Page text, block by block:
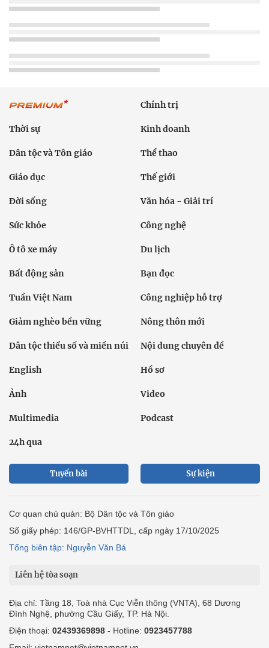
Chính trị
Thời sự Kinh doanh
Dân tộc và Tôn giáo Thể thao
Giáo dục Thế giới
Đời sống Văn hóa - Giải trí
Sức khỏe Công nghệ
Ô tô xe máy Du lịch
Bất động sản Bạn đọc
Tuần Việt Nam Công nghiệp hỗ trợ
Giảm nghèo bền vững Nông thôn mới
Dân tộc thiểu số và miền núi Nội dung chuyên đề
English Hồ sơ
Ảnh Video
Multimedia Podcast
24h qua
Tuyến bài Sự kiện
Cơ quan chủ quản: Bộ Dân tộc và Tôn giáo
Số giấy phép: 146/GP-BVHTTDL, cấp ngày 17/10/2025
Tổng biên tập: Nguyễn Văn Bá
Liên hệ tòa soạn
Địa chỉ: Tầng 18, Toà nhà Cục Viễn thông (VNTA), 68 Dương
Đình Nghệ, phường Cầu Giấy, TP. Hà Nội.
Điện thoại: 02439369898 - Hotline: 0923457788